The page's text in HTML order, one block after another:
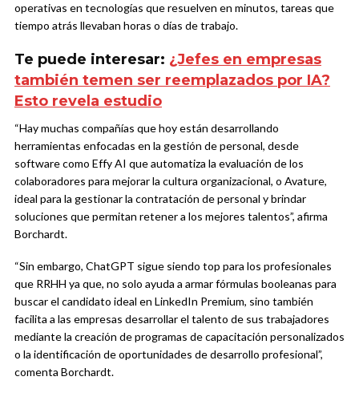
operativas en tecnologías que resuelven en minutos, tareas que
tiempo atrás llevaban horas o días de trabajo.
Te puede interesar: ¿Jefes en empresas
también temen ser reemplazados por IA?
Esto revela estudio
“Hay muchas compañías que hoy están desarrollando
herramientas enfocadas en la gestión de personal, desde
software como Effy AI que automatiza la evaluación de los
colaboradores para mejorar la cultura organizacional, o Avature,
ideal para la gestionar la contratación de personal y brindar
soluciones que permitan retener a los mejores talentos”, afirma
Borchardt.
“Sin embargo, ChatGPT sigue siendo top para los profesionales
que RRHH ya que, no solo ayuda a armar fórmulas booleanas para
buscar el candidato ideal en LinkedIn Premium, sino también
facilita a las empresas desarrollar el talento de sus trabajadores
mediante la creación de programas de capacitación personalizados
o la identificación de oportunidades de desarrollo profesional”,
comenta Borchardt.